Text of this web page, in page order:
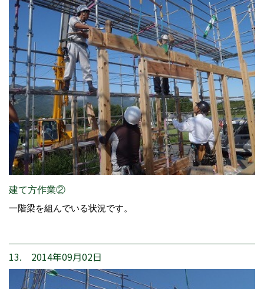
建て方作業②
一階梁を組んでいる状況です。
13. 2014年09月02日